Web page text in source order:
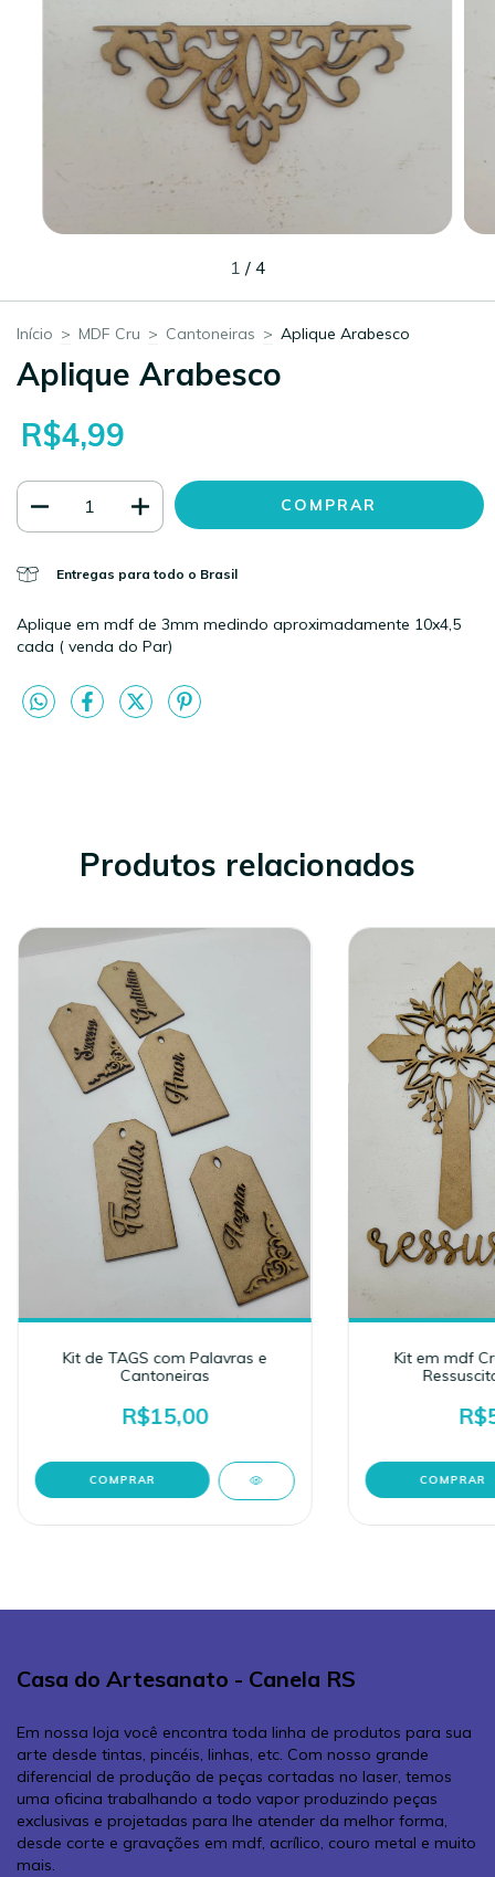
1 / 4
Início > MDF Cru > Cantoneiras > Aplique Arabesco
Aplique Arabesco
R$4,99
Entregas para todo o Brasil
Aplique em mdf de 3mm medindo aproximadamente 10x4,5
cada ( venda do Par)
Produtos relacionados
Kit de TAGS com Palavras e
Cantoneiras
R$15,00
Kit em mdf
Casa do Artesanato - Canela RS
Em nossa loja você encontra toda linha de produtos para sua
arte desde tintas, pincéis, linhas, etc. Com nosso grande
diferencial de produção de peças cortadas no laser, temos
uma oficina trabalhando a todo vapor produzindo peças
exclusivas e projetadas para lhe atender da melhor forma,
desde corte e gravações em mdf, acrílico, couro metal e muito
mais.